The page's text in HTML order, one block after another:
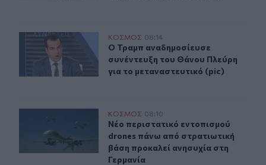
Ο Τραμπ αναδημοσίευσε συνέντευξη του Θάνου
ΚΟΣΜΟΣ 08:14
Ο Τραμπ αναδημοσίευσε
Ο Τραμπ αναδημοσίευσε
συνέντευξη του Θάνου Πλεύρη
για το μεταναστευτικό (pic)
Νέο περιστατικό εντοπισμού drones πάνω από
ΚΟΣΜΟΣ 08:10
Νέο περιστατικό εντοπισμού
Νέο περιστατικό εντοπισμού
drones πάνω από στρατιωτική
βάση προκαλεί ανησυχία στη
Γερμανία